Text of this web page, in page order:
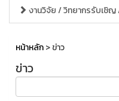
งานวิจัย / วิทยากรรับเชิ
หน้าหลัก> ข่าว
ข่าว